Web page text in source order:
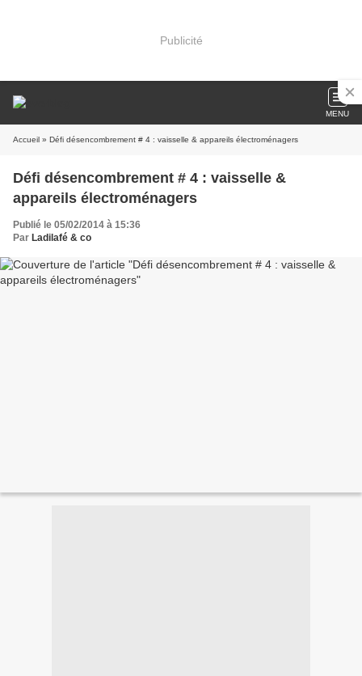
Publicité
MENU
Accueil » Défi désencombrement # 4 : vaisselle & appareils électroménagers
Défi désencombrement # 4 : vaisselle &
appareils électroménagers
Publié le 05/02/2014 à 15:36
Par Ladilafé & co